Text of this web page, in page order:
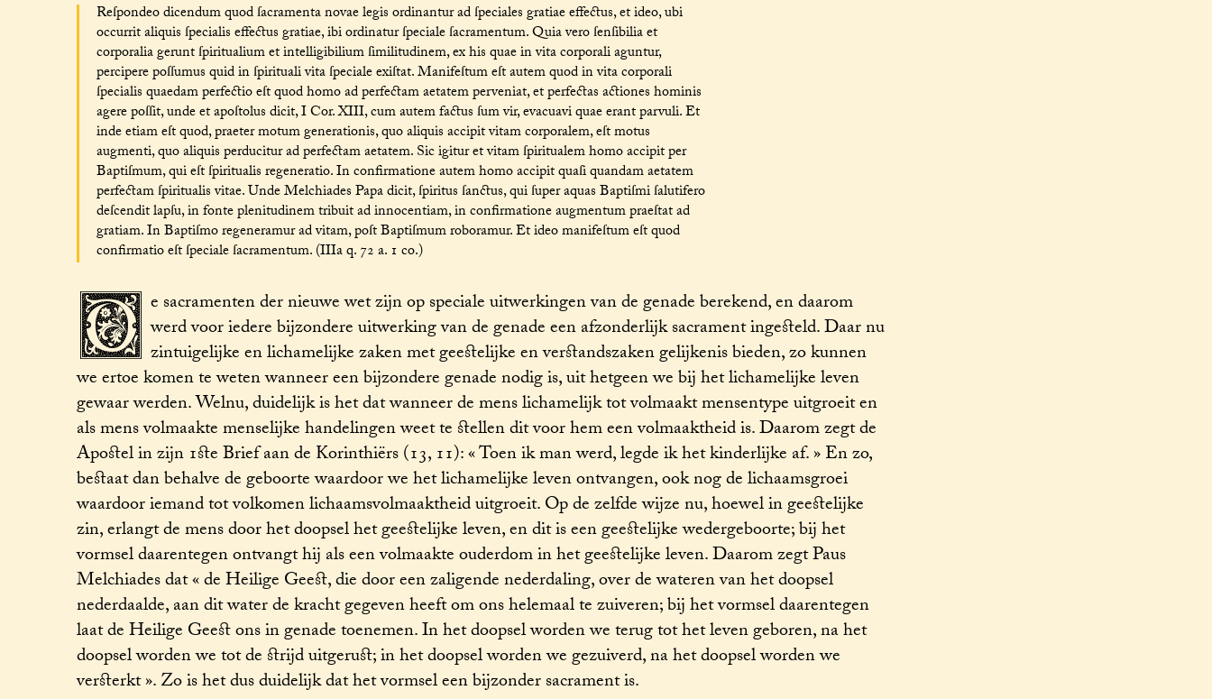
Reſpondeo dicendum quod ſacramenta novae legis ordinantur ad ſpeciales gratiae effectus, et ideo, ubi
occurrit aliquis ſpecialis effectus gratiae, ibi ordinatur ſpeciale ſacramentum. Quia vero ſenſibilia et
corporalia gerunt ſpiritualium et intelligibilium ſimilitudinem, ex his quae in vita corporali aguntur,
percipere poſſumus quid in ſpirituali vita ſpeciale exiſtat. Manifeſtum eſt autem quod in vita corporali
ſpecialis quaedam perfectio eſt quod homo ad perfectam aetatem perveniat, et perfectas actiones hominis
agere poſſit, unde et apoſtolus dicit, I Cor. XIII, cum autem factus ſum vir, evacuavi quae erant parvuli. Et
inde etiam eſt quod, praeter motum generationis, quo aliquis accipit vitam corporalem, eſt motus
augmenti, quo aliquis perducitur ad perfectam aetatem. Sic igitur et vitam ſpiritualem homo accipit per
Baptiſmum, qui eſt ſpiritualis regeneratio. In confirmatione autem homo accipit quaſi quandam aetatem
perfectam ſpiritualis vitae. Unde Melchiades Papa dicit, ſpiritus ſanctus, qui ſuper aquas Baptiſmi ſalutifero
deſcendit lapſu, in fonte plenitudinem tribuit ad innocentiam, in confirmatione augmentum praeſtat ad
gratiam. In Baptiſmo regeneramur ad vitam, poſt Baptiſmum roboramur. Et ideo manifeſtum eſt quod
confirmatio eſt ſpeciale ſacramentum. (IIIa q. 72 a. 1 co.)
De sacramenten der nieuwe wet zijn op speciale uitwerkingen van de genade berekend, en daarom
werd voor iedere bijzondere uitwerking van de genade een afzonderlijk sacrament ingesteld. Daar nu
zintuigelijke en lichamelijke zaken met geestelijke en verstandszaken gelijkenis bieden, zo kunnen
we ertoe komen te weten wanneer een bijzondere genade nodig is, uit hetgeen we bij het lichamelijke leven
gewaar werden. Welnu, duidelijk is het dat wanneer de mens lichamelijk tot volmaakt mensentype uitgroeit en
als mens volmaakte menselijke handelingen weet te stellen dit voor hem een volmaaktheid is. Daarom zegt de
Apostel in zijn 1ste Brief aan de Korinthiërs (13, 11): « Toen ik man werd, legde ik het kinderlijke af. » En zo,
bestaat dan behalve de geboorte waardoor we het lichamelijke leven ontvangen, ook nog de lichaamsgroei
waardoor iemand tot volkomen lichaamsvolmaaktheid uitgroeit. Op de zelfde wijze nu, hoewel in geestelijke
zin, erlangt de mens door het doopsel het geestelijke leven, en dit is een geestelijke wedergeboorte; bij het
vormsel daarentegen ontvangt hij als een volmaakte ouderdom in het geestelijke leven. Daarom zegt Paus
Melchiades dat « de Heilige Geest, die door een zaligende nederdaling, over de wateren van het doopsel
nederdaalde, aan dit water de kracht gegeven heeft om ons helemaal te zuiveren; bij het vormsel daarentegen
laat de Heilige Geest ons in genade toenemen. In het doopsel worden we terug tot het leven geboren, na het
doopsel worden we tot de strijd uitgerust; in het doopsel worden we gezuiverd, na het doopsel worden we
versterkt ». Zo is het dus duidelijk dat het vormsel een bijzonder sacrament is.